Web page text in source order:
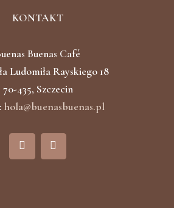
KONTAKT
Buenas Café
Ludomiła Rayskiego 18
70-435, Szczecin
hola@buenasbuenas.pl
F
a
c
I
n
s